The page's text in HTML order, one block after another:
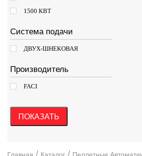
1500 КВТ
Система подачи
ДВУХ-ШНЕКОВАЯ
Производитель
FACI
ПОКАЗАТЬ